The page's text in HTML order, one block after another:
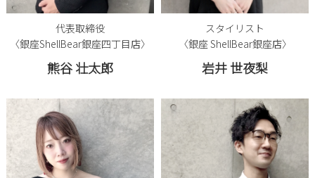
代表取締役
〈銀座ShellBear銀座四丁目店〉
熊谷 壮太郎
スタイリスト
〈銀座 ShellBear銀座店〉
岩井 世夜梨